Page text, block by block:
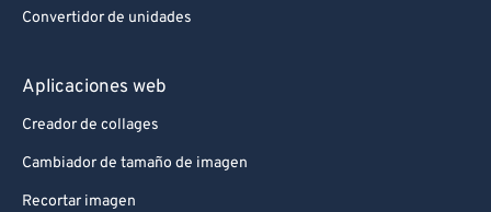
Convertidor de unidades
Aplicaciones web
Creador de collages
Cambiador de tamaño de imagen
Recortar imagen